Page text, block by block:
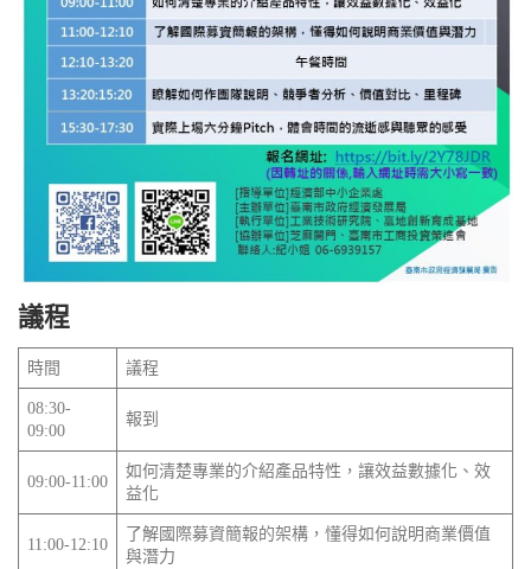
議程
時間 議程
08:30-
09:00
報到
09:00-11:00
如何清楚專業的介紹產品特性，讓效益數據化、效
益化
11:00-12:10
了解國際募資簡報的架構，懂得如何說明商業價值
與潛力